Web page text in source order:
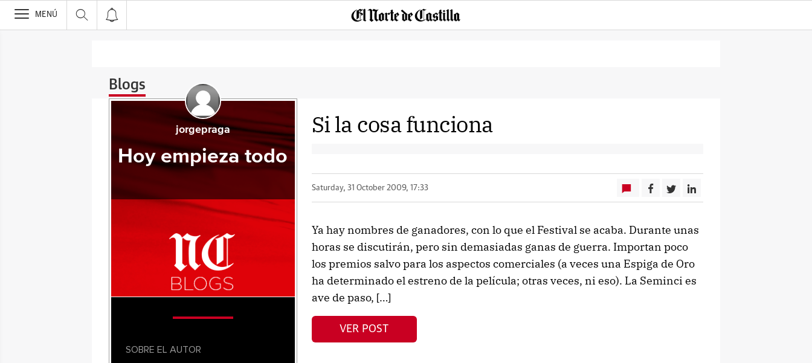
>
MENÚ
Blogs
Si la cosa funciona
Saturday, 31 October 2009, 17:33
Ya hay nombres de ganadores, con lo que el Festival se acaba. Durante unas
horas se discutirán, pero sin demasiadas ganas de guerra. Importan poco
los premios salvo para los aspectos comerciales (a veces una Espiga de Oro
ha determinado el estreno de la película; otras veces, ni eso). La Seminci es
ave de paso, […]
VER POST
jorgepraga
Hoy empieza todo
SOBRE EL AUTOR